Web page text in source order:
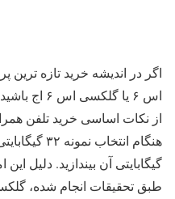
اگر در اندیشه خرید تازه
اس ۶ یا
از نکات اساسی خرید تلفن
گیگابایتی آن بیندازید. دلیل